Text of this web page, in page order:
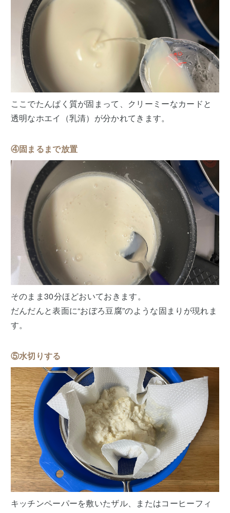
ここでたんぱく質が固まって、クリーミーなカードと
透明なホエイ（乳清）が分かれてきます。
④固まるまで放置
そのまま30分ほどおいておきます。
だんだんと表面に“おぼろ豆腐”のような固まりが現れま
す。
⑤水切りする
キッチンペーパーを敷いたザル、またはコーヒーフィ